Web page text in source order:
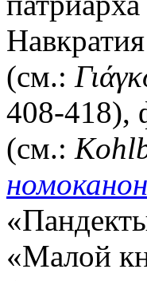
(см.:
408-418),
(см.:
«Малой